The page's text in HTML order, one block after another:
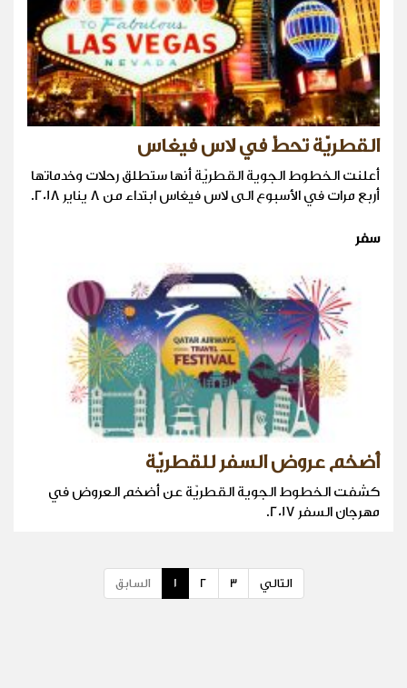
القطريّة تحطّ في لاس فيغاس
أعلنت الخطوط الجوية القطريّة أنها ستطلق رحلات وخدماتها
أربع مرات في الأسبوع الى لاس فيغاس ابتداء من 8 يناير 2018.
سفر
أضخم عروض السفر للقطريّة
كشفت الخطوط الجوية القطريّة عن أضخم العروض في
مهرجان السفر 2017.
السابق 1 2 3 التالي